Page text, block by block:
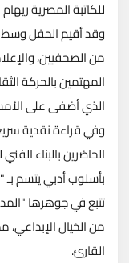
للكاتبة المصرية
وقد أقيم الحفل
من الصحفيين،
المهتمين بالحركة
الذي أضفى على
وفي قراءة نقدية
الحاضرين بالبناء
بأسلوب أدبي يتسم
تتبع في جوهرها
من الخيال الإبداعي،
القارئ.